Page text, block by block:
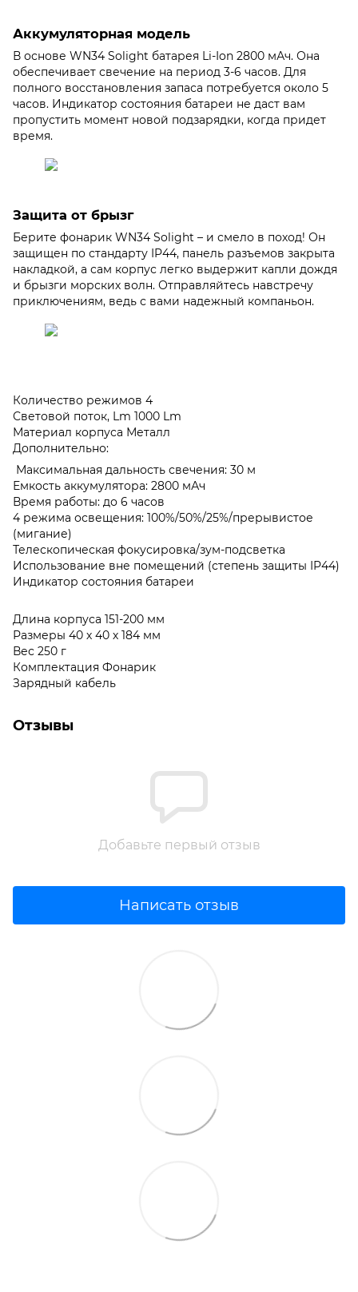
Аккумуляторная модель
В основе WN34 Solight батарея Li-Ion 2800 мАч. Она
обеспечивает свечение на период 3-6 часов. Для
полного восстановления запаса потребуется около 5
часов. Индикатор состояния батареи не даст вам
пропустить момент новой подзарядки, когда придет
время.
Защита от брызг
Берите фонарик WN34 Solight – и смело в поход! Он
защищен по стандарту IP44, панель разъемов закрыта
накладкой, а сам корпус легко выдержит капли дождя
и брызги морских волн. Отправляйтесь навстречу
приключениям, ведь с вами надежный компаньон.
Количество режимов 4
Световой поток, Lm 1000 Lm
Материал корпуса Металл
Дополнительно:
Максимальная дальность свечения: 30 м
Емкость аккумулятора: 2800 мАч
Время работы: до 6 часов
4 режима освещения: 100%/50%/25%/прерывистое
(мигание)
Телескопическая фокусировка/зум-подсветка
Использование вне помещений (степень защиты IP44)
Индикатор состояния батареи
Длина корпуса 151-200 мм
Размеры 40 х 40 х 184 мм
Вес 250 г
Комплектация Фонарик
Зарядный кабель
Отзывы
Добавьте первый отзыв
Написать отзыв